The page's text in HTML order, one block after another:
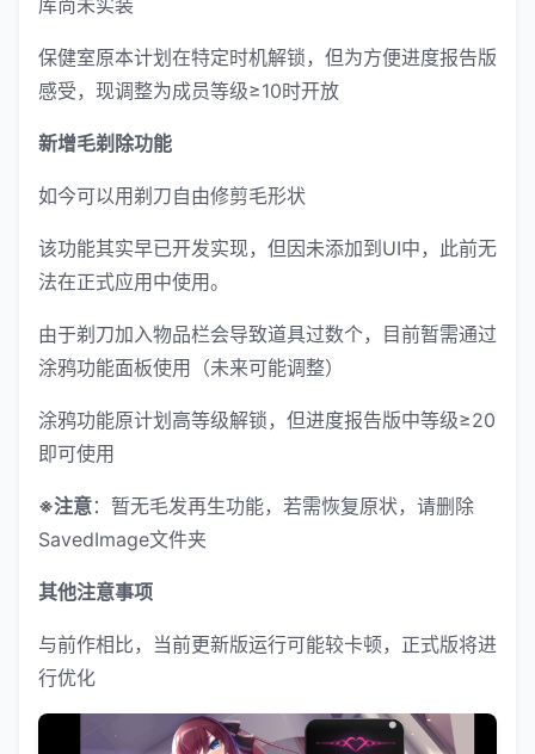
库尚未实装
保健室原本计划在特定时机解锁，但为方便进度报告版
感受，现调整为成员等级≥10时开放
新增毛剃除功能
如今可以用剃刀自由修剪毛形状
该功能其实早已开发实现，但因未添加到UI中，此前无
法在正式应用中使用。
由于剃刀加入物品栏会导致道具过数个，目前暂需通过
涂鸦功能面板使用（未来可能调整）
涂鸦功能原计划高等级解锁，但进度报告版中等级≥20
即可使用
※注意：暂无毛发再生功能，若需恢复原状，请删除
SavedImage文件夹
其他注意事项
与前作相比，当前更新版运行可能较卡顿，正式版将进
行优化